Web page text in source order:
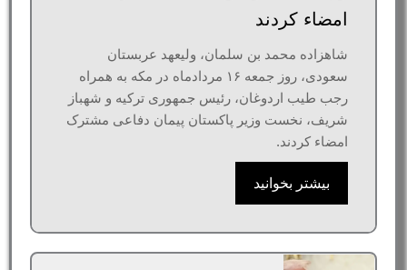
امضاء کردند
شاهزاده محمد بن سلمان، ولیعهد عربستان
سعودی، روز جمعه ۱۶ مردادماه در مکه به همراه
رجب طیب اردوغان، رئیس جمهوری ترکیه و شهباز
شریف، نخست وزیر پاکستان پیمان دفاعی مشترک
امضاء کردند.
بیشتر بخوانید